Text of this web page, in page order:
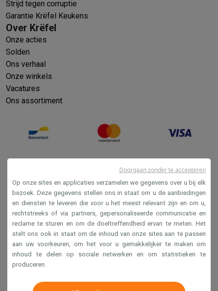
Strijd tegen corruptie
Garantie Krëfel Keukens
Over Krëfel
Onze acties
Solden
Ons verhaal
Onze winkels
Vacatures
Ons assortiment
Verkoopsvoorwaarden
Privacy
Disclaimer
Cookies
Krëfel NV - Steenstraat 44 - Industriezone 4 "T Sas",
Op onze sites en applicaties verzamelen we gegevens over u bij elk
bezoek. Deze gegevens stellen ons in staat om u de aanbiedingen
en diensten te leveren die voor u het meest relevant zijn en om u,
rechtstreeks of via partners, gepersonaliseerde communicatie en
reclame te sturen en om de doeltreffendheid ervan te meten. Het
stelt ons ook in staat om de inhoud van onze sites aan te passen
aan uw voorkeuren, om het voor u gemakkelijker te maken om
inhoud te delen op sociale netwerken en om statistieken te
produceren.
Doorgaan zonder te accepteren